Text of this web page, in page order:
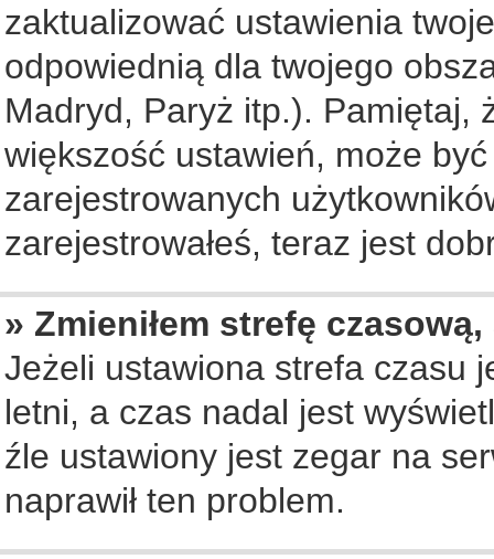
zaktualizować ustawienia
odpowiednią dla twojego
Madryd, Paryż itp.). Pamiętaj,
większość ustawień, może
zarejestrowanych
zarejestrowałeś, teraz jest
» Zmieniłem strefę
Jeżeli ustawiona strefa czasu
letni, a czas nadal jest
źle ustawiony jest zegar na
naprawił ten problem.